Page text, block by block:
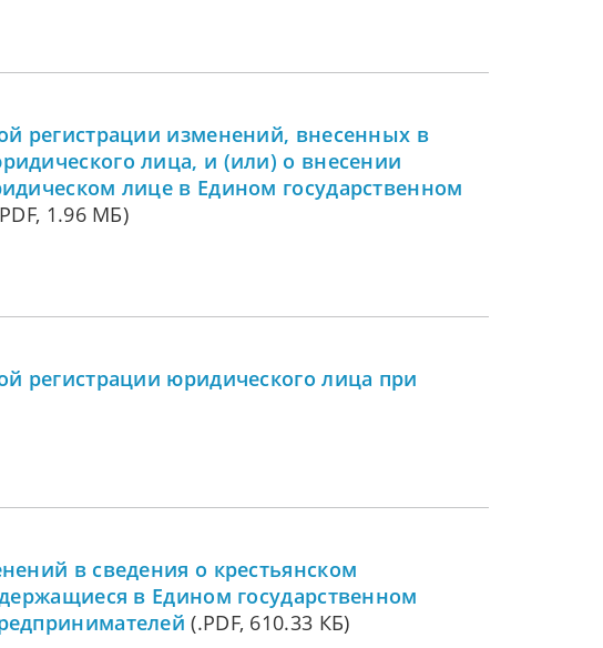
регистрации изменений, внесенных в
лица, и (или) о внесении
лице в Едином государственном
1.96 МБ)
регистрации юридического лица при
в сведения о крестьянском
в Едином государственном
(.PDF, 610.33 КБ)